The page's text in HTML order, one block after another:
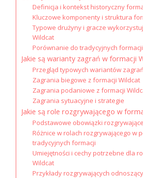
Definicja i kontekst historyczny
Kluczowe komponenty i struktura
Typowe drużyny i gracze
Wildcat
Porównanie do tradycyjnych
Jakie są warianty zagrań w formacji
Przegląd typowych wariantów zagrań
Zagrania biegowe z formacji Wildcat
Zagrania podaniowe z formacji
Zagrania sytuacyjne i strategie
Jakie są role rozgrywającego w
Podstawowe obowiązki
Różnice w rolach rozgrywającego w
tradycyjnych formacji
Umiejętności i cechy potrzebne dla
Wildcat
Przykłady rozgrywających